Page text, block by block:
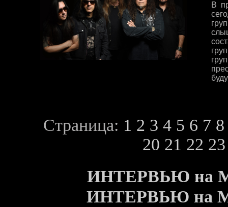
В
Страница: 1 2 3 4 5 6 7 8
20 21 22 23
ИНТЕРВЬЮ на
ИНТЕРВЬЮ на